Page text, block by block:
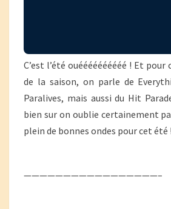
C’est l’été ouéééééééééé ! Et pour
de la saison, on parle de
Paralives, mais aussi du Hit
bien sur on oublie certainement
plein de bonnes ondes pour cet été !
—————————————————–